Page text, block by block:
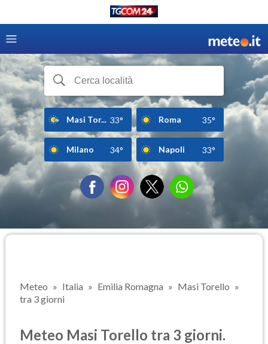
Masi Tor... 33° Roma 35°
Milano 34° Napoli 33°
Meteo Italia Emilia Romagna
Masi Torello
tra 3 giorni
Meteo Masi Torello tra 3 giorni.